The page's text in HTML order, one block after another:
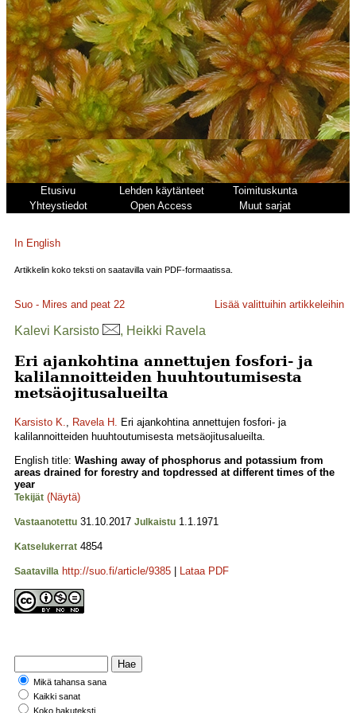
Etusivu Lehden käytänteet
Toimituskunta
Yhteystiedot
Open Access Muut sarjat
In English
Artikkelin koko teksti on saatavilla vain PDF-formaatissa.
Suo - Mires and peat 22 Lisää valittuihin artikkeleihin
Kalevi Karsisto , Heikki Ravela
Eri ajankohtina annettujen fosfori- ja
kalilannoitteiden huuhtoutumisesta
metsäojitusalueilta
Karsisto K., Ravela H. Eri ajankohtina annettujen fosfori- ja
kalilannoitteiden huuhtoutumisesta metsäojitusalueilta.
English title: Washing away of phosphorus and potassium from
areas drained for forestry and topdressed at different times of the
year
Tekijät (Näytä)
Vastaanotettu 31.10.2017 Julkaistu 1.1.1971
Katselukerrat 4854
Saatavilla http://suo.fi/article/9385 Lataa PDF
Mikä tahansa sana
Kaikki sanat
Koko hakuteksti